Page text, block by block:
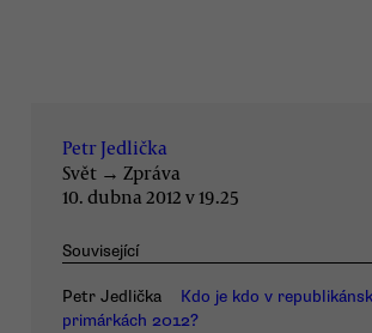
Petr Jedlička
Svět → Zpráva
10. dubna 2012 v 19.25
Související
Petr Jedlička
Kdo je kdo v
primárkách 2012?